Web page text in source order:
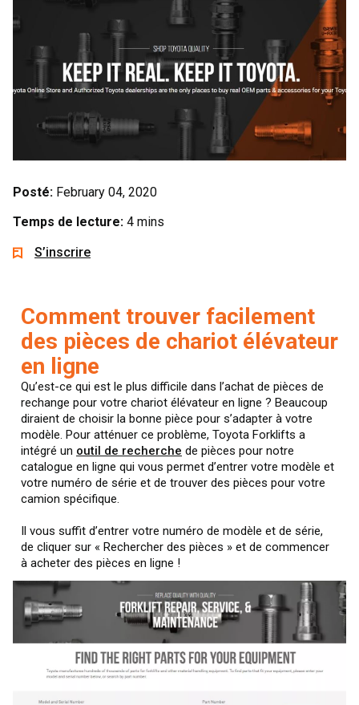
Posté: February 04, 2020
Temps de lecture: 4 mins
S’inscrire
Comment trouver facilement
des pièces de chariot élévateur
en ligne
Qu’est-ce qui est le plus difficile dans l’achat de pièces de
rechange pour votre chariot élévateur en ligne ? Beaucoup
diraient de choisir la bonne pièce pour s’adapter à votre
modèle. Pour atténuer ce problème, Toyota Forklifts a
intégré un outil de recherche de pièces pour notre
catalogue en ligne qui vous permet d’entrer votre modèle et
votre numéro de série et de trouver des pièces pour votre
camion spécifique.
Il vous suffit d’entrer votre numéro de modèle et de série,
de cliquer sur « Rechercher des pièces » et de commencer
à acheter des pièces en ligne !